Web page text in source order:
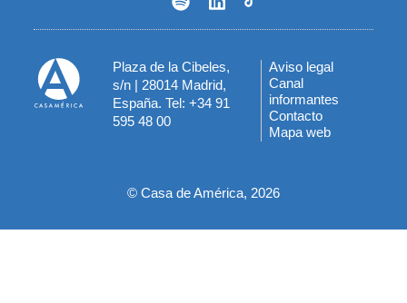
Plaza de la Cibeles,
s/n | 28014 Madrid,
España. Tel: +34 91
595 48 00
Menú
del
pie
Aviso legal
Canal
informantes
Contacto
Mapa web
© Casa de América, 2026